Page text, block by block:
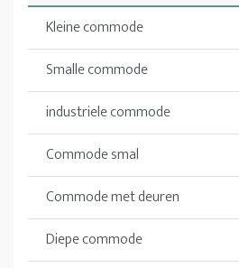
Kleine commode
Smalle commode
industriele commode
Commode smal
Commode met deuren
Diepe commode